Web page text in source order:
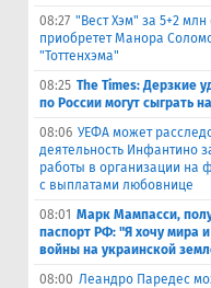
08:27 "Вест Хэм" за 5+2 млн
приобретет Манора
"Тоттенхэма"
08:25 The Times: Дерзкие
по России могут сыграть
08:06 УЕФА может
деятельность Инфантино
работы в организации на
с выплатами любовнице
08:01 Марк Мампасси,
паспорт РФ: "Я хочу мира
войны на украинской
08:00 Леандро Паредес